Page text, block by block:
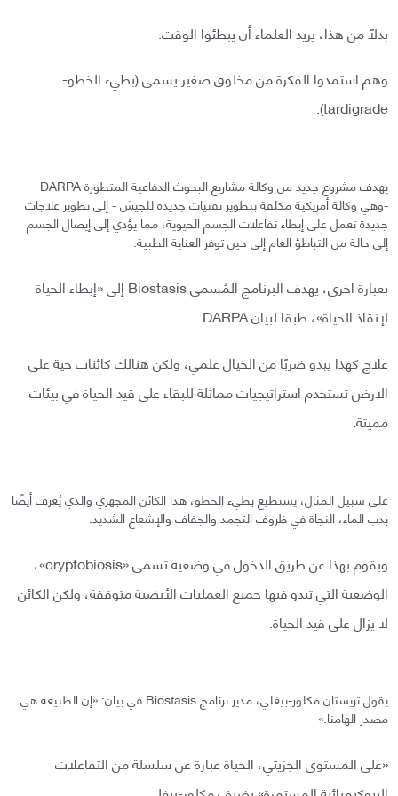
بدلًا من هذا، يريد العلماء أن يبطئوا الوقت.
وهم استمدوا الفكرة من مخلوق صغير يسمى (بطيء الخطو-
tardigrade).
يهدف مشروع جديد من وكالة مشاريع البحوث الدفاعية المتطورة DARPA
-وهي وكالة أمريكية مكلفة بتطوير تقنيات جديدة للجيش - إلى تطوير علاجات
جديدة تعمل على إبطاء تفاعلات الجسم الحيوية، مما يؤدي إلى إيصال الجسم
إلى حالة من التباطؤ العام إلى حين توفر العناية الطبية.
بعبارة اخرى، يهدف البرنامج المُسمى Biostasis إلى «إبطاء الحياة
لإنقاذ الحياة»، طبقا لبيان DARPA.
علاج كهذا يبدو ضربًا من الخيال علمي، ولكن هنالك كائنات حية على
الارض تستخدم استراتيجيات مماثلة للبقاء على قيد الحياة في بيئات
مميتة.
على سبيل المثال، يستطيع بطيء الخطو، هذا الكائن المجهري والذي يُعرف أيضًا
بدب الماء، النجاة في ظروف التجمد والجفاف والإشعاع الشديد.
ويقوم بهذا عن طريق الدخول في وضعية تسمى «cryptobiosis»،
الوضعية التي تبدو فيها جميع العمليات الأيضية متوقفة، ولكن الكائن
لا يزال على قيد الحياة.
يقول تريستان مكلور-بيغلي، مدير برنامج Biostasis في بيان: «إن الطبيعة هي
مصدر الهامنا.»
«على المستوى الجزيئي، الحياة عبارة عن سلسلة من التفاعلات